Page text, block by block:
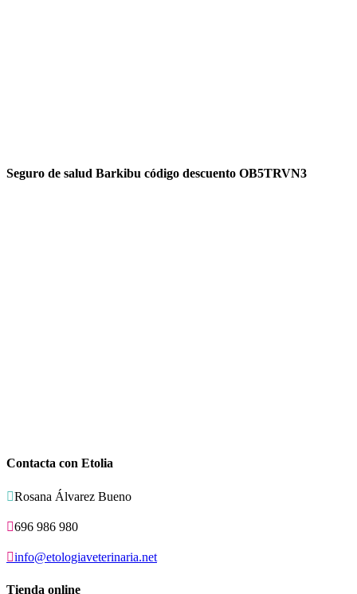
Seguro de salud Barkibu código descuento OB5TRVN3
Contacta con Etolia
Rosana Álvarez Bueno
696 986 980
info@etologiaveterinaria.net
Tienda online